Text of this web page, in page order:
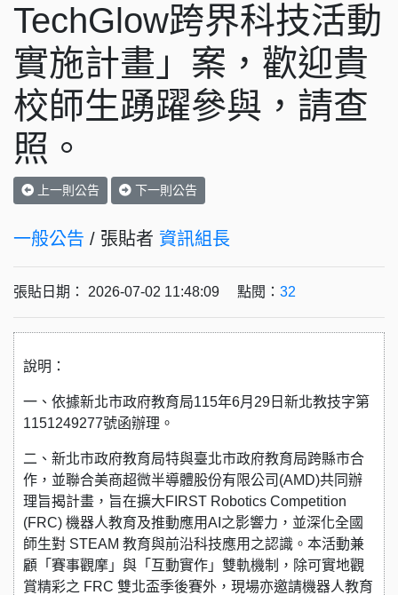
TechGlow跨界科技活動
實施計畫」案，歡迎貴
校師生踴躍參與，請查
照。
上一則公告 下一則公告
一般公告 / 張貼者 資訊組長
張貼日期： 2026-07-02 11:48:09 點閱： 32
說明：
一、依據新北市政府教育局115年6月29日新北教技字第
1151249277號函辦理。
二、新北市政府教育局特與臺北市政府教育局跨縣市合
作，並聯合美商超微半導體股份有限公司(AMD)共同辦
理旨揭計畫，旨在擴大FIRST Robotics Competition
(FRC) 機器人教育及推動應用AI之影響力，並深化全國
師生對 STEAM 教育與前沿科技應用之認識。本活動兼
顧「賽事觀摩」與「互動實作」雙軌機制，除可實地觀
賞精彩之 FRC 雙北盃季後賽外，現場亦邀請機器人教育